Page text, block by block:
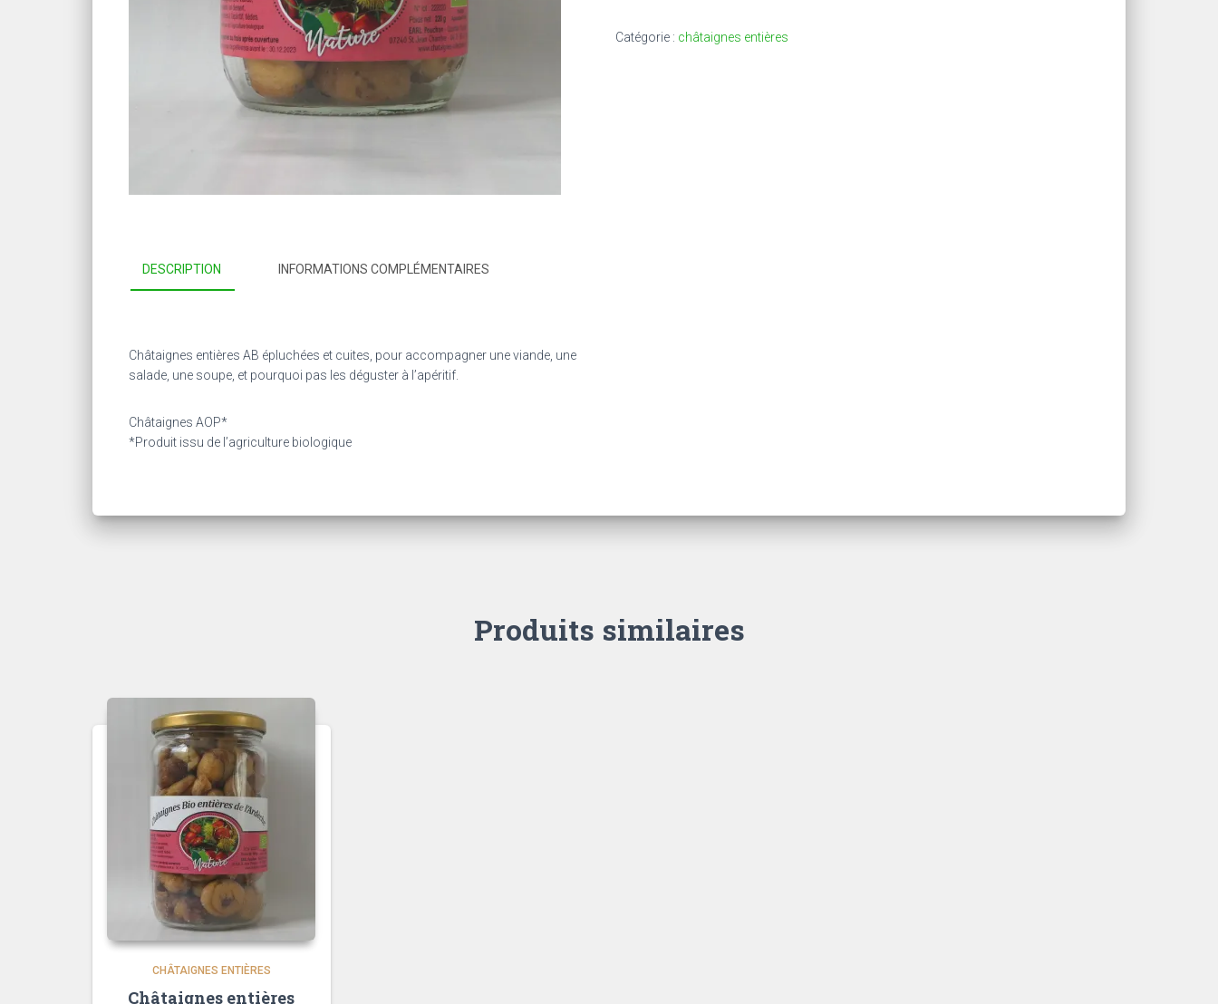
Catégorie : châtaignes entières
DESCRIPTION INFORMATIONS COMPLÉMENTAIRES
Châtaignes entières AB épluchées et cuites, pour accompagner une viande, une
salade, une soupe, et pourquoi pas les déguster à l’apéritif.
Châtaignes AOP*
*Produit issu de l’agriculture biologique
Produits similaires
CHÂTAIGNES ENTIÈRES
Châtaignes entières